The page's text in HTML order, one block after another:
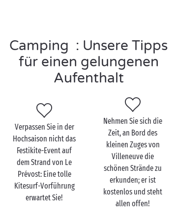
lassen Sie sie ihre überschüssige Energie im
Vergnügungspark Rochers de Maguelone im Herzen
des Waldes loswerden. Hier können Kleine und Große
auf den Hochseilparcours von Baum zu Baum
riesige Seilbahnrutsche abwärts schwingen und in
einem Laserpark in Originalgröße wilde Kämpfe
austragen!
Villeneuve-lès-
Maguelone zu zweit
entdecken
Camping : Unsere Tipps
für einen gelungenen
Aufenthalt
Verpassen Sie in der
Hochsaison nicht das
Festikite-Event auf
dem Strand von Le
Prévost: Eine tolle
Kitesurf-Vorführung
erwartet Sie!
Nehmen Sie sich die
Zeit, an Bord des
kleinen Zuges von
Villeneuve die
schönen Strände zu
erkunden; er ist
kostenlos und steht
allen offen!